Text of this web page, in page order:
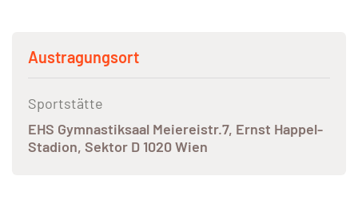
Austragungsort
Sportstätte
EHS Gymnastiksaal Meiereistr.7, Ernst Happel-
Stadion, Sektor D 1020 Wien